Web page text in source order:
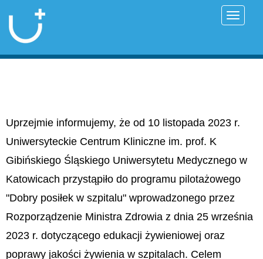
Uprzejmie informujemy, że od 10 listopada 2023 r.
Uniwersyteckie Centrum Kliniczne im. prof. K
Gibińskiego Śląskiego Uniwersytetu Medycznego w
Katowicach przystąpiło do programu pilotażowego
"Dobry posiłek w szpitalu" wprowadzonego przez
Rozporządzenie Ministra Zdrowia z dnia 25 września
2023 r. dotyczącego edukacji żywieniowej oraz
poprawy jakości żywienia w szpitalach. Celem